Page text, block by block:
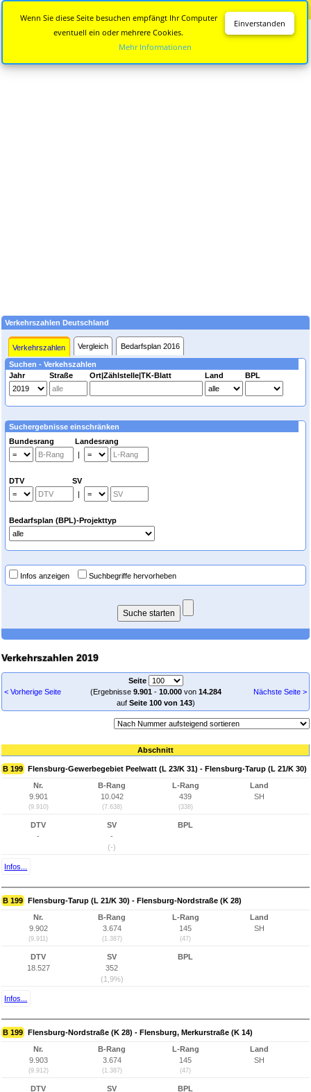
Verkehrszahlen Deutschland
Verkehrszahlen Vergleich Bedarfsplan 2016
Suchen - Verkehszahlen
Jahr
Straße Ort|Zählstelle|TK-Blatt Land BPL
Suchergebnisse einschränken
Bundesrang Landesrang
|
DTV SV
|
Bedarfsplan (BPL)-Projekttyp
Infos anzeigen Suchbegriffe hervorheben
Verkehrszahlen 2019
< Vorherige Seite
Seite
(Ergebnisse 9.901- 10.000von 14.284
auf Seite 100 von 143)
Nächste Seite >
Abschnitt
B 199 Flensburg-Gewerbegebiet Peelwatt (L 23/K 31) - Flensburg-Tarup (L 21/K 30)
Nr.
9.901
(9.910)
B-Rang
10.042
(7.638)
L-Rang
439
(338)
Land
SH
DTV
-
SV
-
(-)
BPL
Infos...
B 199 Flensburg-Tarup (L 21/K 30) - Flensburg-Nordstraße (K 28)
Nr.
9.902
(9.911)
B-Rang
3.674
(1.387)
L-Rang
145
(47)
Land
SH
DTV
18.527
SV
352
(1,9%)
BPL
Infos...
B 199 Flensburg-Nordstraße (K 28) - Flensburg, Merkurstraße (K 14)
Nr.
9.903
(9.912)
B-Rang
3.674
(1.387)
L-Rang
145
(47)
Land
SH
DTV
SV
BPL
Einverstanden
Wenn Sie diese Seite besuchen empfängt Ihr Computer
eventuell ein oder mehrere Cookies.
Mehr Informationen